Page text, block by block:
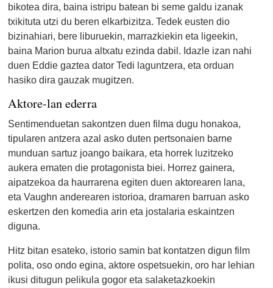
bikotea dira, baina istripu batean bi seme galdu izanak
txikituta utzi du beren elkarbizitza. Tedek eusten dio
bizinahiari, bere liburuekin, marrazkiekin eta ligeekin,
baina Marion burua altxatu ezinda dabil. Idazle izan nahi
duen Eddie gaztea dator Tedi laguntzera, eta orduan
hasiko dira gauzak mugitzen.
Aktore-lan ederra
Sentimenduetan sakontzen duen filma dugu honakoa,
tipularen antzera azal asko duten pertsonaien barne
munduan sartuz joango baikara, eta horrek luzitzeko
aukera ematen die protagonista biei. Horrez gainera,
aipatzekoa da haurrarena egiten duen aktorearen lana,
eta Vaughn anderearen istorioa, dramaren barruan asko
eskertzen den komedia arin eta jostalaria eskaintzen
diguna.
Hitz bitan esateko, istorio samin bat kontatzen digun film
polita, oso ondo egina, aktore ospetsuekin, oro har lehian
ikusi ditugun pelikula gogor eta salaketazkoekin